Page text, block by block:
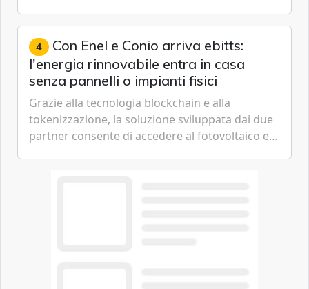
artificiale dell'azienda di Mark Zuckerberg.
4 Con Enel e Conio arriva ebitts:
l'energia rinnovabile entra in casa
senza pannelli o impianti fisici
Grazie alla tecnologia blockchain e alla
tokenizzazione, la soluzione sviluppata dai due
partner consente di accedere al fotovoltaico e